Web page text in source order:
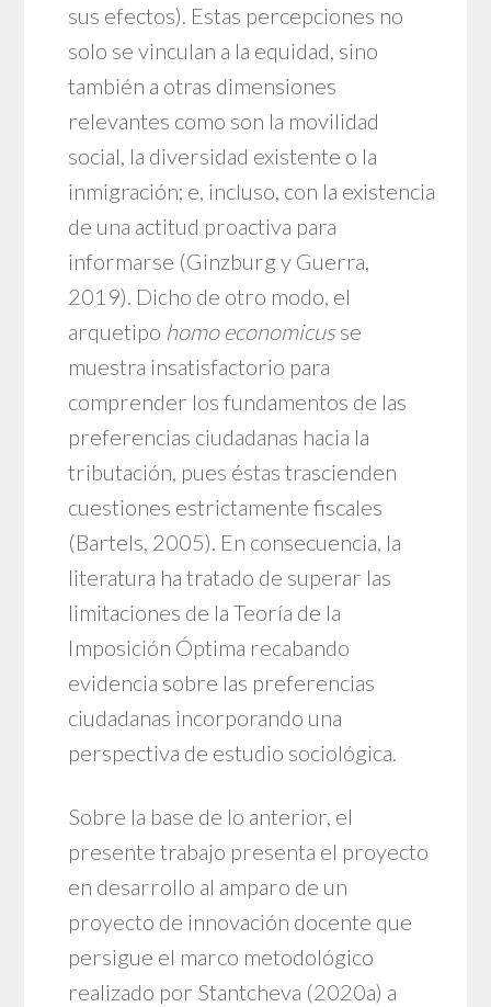
sus efectos). Estas percepciones no
solo se vinculan a la equidad, sino
también a otras dimensiones
relevantes como son la movilidad
social, la diversidad existente o la
inmigración; e, incluso, con la existencia
de una actitud proactiva para
informarse (Ginzburg y Guerra,
2019). Dicho de otro modo, el
arquetipo homo economicusse
muestra insatisfactorio para
comprender los fundamentos de las
preferencias ciudadanas hacia la
tributación, pues éstas trascienden
cuestiones estrictamente fiscales
(Bartels, 2005). En consecuencia, la
literatura ha tratado de superar las
limitaciones de la Teoría de la
Imposición Óptima recabando
evidencia sobre las preferencias
ciudadanas incorporando una
perspectiva de estudio sociológica.
Sobre la base de lo anterior, el
presente trabajo presenta el proyecto
en desarrollo al amparo de un
proyecto de innovación docente que
persigue el marco metodológico
realizado por Stantcheva (2020a) a